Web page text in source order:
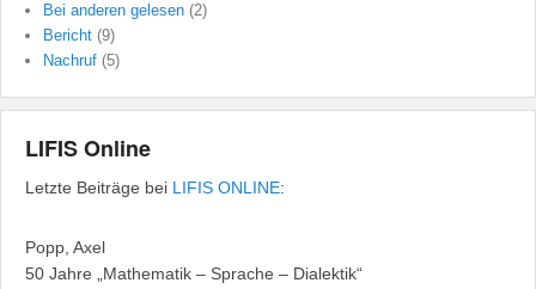
Bei anderen gelesen (2)
Bericht (9)
Nachruf (5)
LIFIS Online
Letzte Beiträge bei LIFIS ONLINE:
Popp, Axel
50 Jahre „Mathematik – Sprache – Dialektik“